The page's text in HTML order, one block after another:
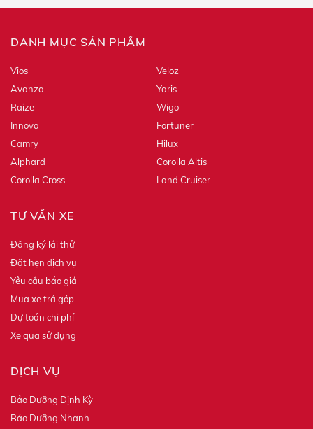
DANH MỤC SẢN PHẨM
Vios
Veloz
Avanza
Yaris
Raize
Wigo
Innova
Fortuner
Camry
Hilux
Alphard
Corolla Altis
Corolla Cross
Land Cruiser
TƯ VẤN XE
Đăng ký lái thử
Đặt hẹn dịch vụ
Yêu cầu báo giá
Mua xe trả góp
Dự toán chi phí
Xe qua sử dụng
DỊCH VỤ
Bảo Dưỡng Định Kỳ
Bảo Dưỡng Nhanh